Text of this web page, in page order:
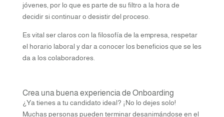
jóvenes, por lo que es parte de su filtro a la hora de
decidir si continuar o desistir del proceso.
Es vital ser claros con la filosofía de la empresa, respetar
el horario laboral y dar a conocer los beneficios que se les
da a los colaboradores.
Crea una buena experiencia de Onboarding
¿Ya tienes a tu candidato ideal? ¡No lo dejes solo!
Muchas personas pueden terminar desanimándose en el